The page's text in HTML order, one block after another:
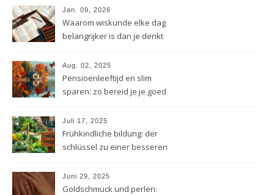
Jan. 09, 2026
Waarom wiskunde elke dag
belangrijker is dan je denkt
Aug. 02, 2025
Pensioenleeftijd en slim
sparen: zo bereid je je goed
Juli 17, 2025
Frühkindliche bildung: der
schlüssel zu einer besseren
Juni 29, 2025
Goldschmuck und perlen: